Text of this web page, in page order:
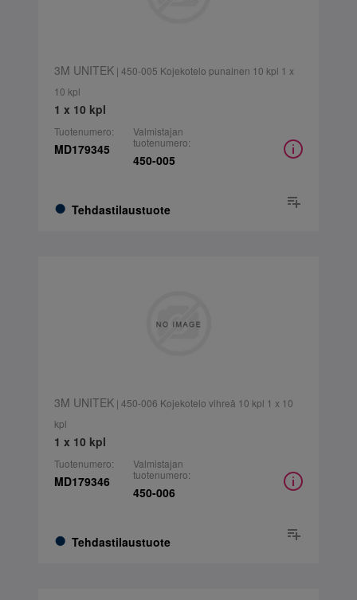
3M UNITEK| 450-005 Kojekotelo punainen 10 kpl 1 x
10 kpl
1 x 10 kpl
Tuotenumero:
MD179345
Tehdastilaustuote
Valmistajan
tuotenumero:
450-005
3M UNITEK| 450-006 Kojekotelo vihreä 10 kpl 1 x 10
kpl
1 x 10 kpl
Tuotenumero:
MD179346
Tehdastilaustuote
Valmistajan
tuotenumero:
450-006